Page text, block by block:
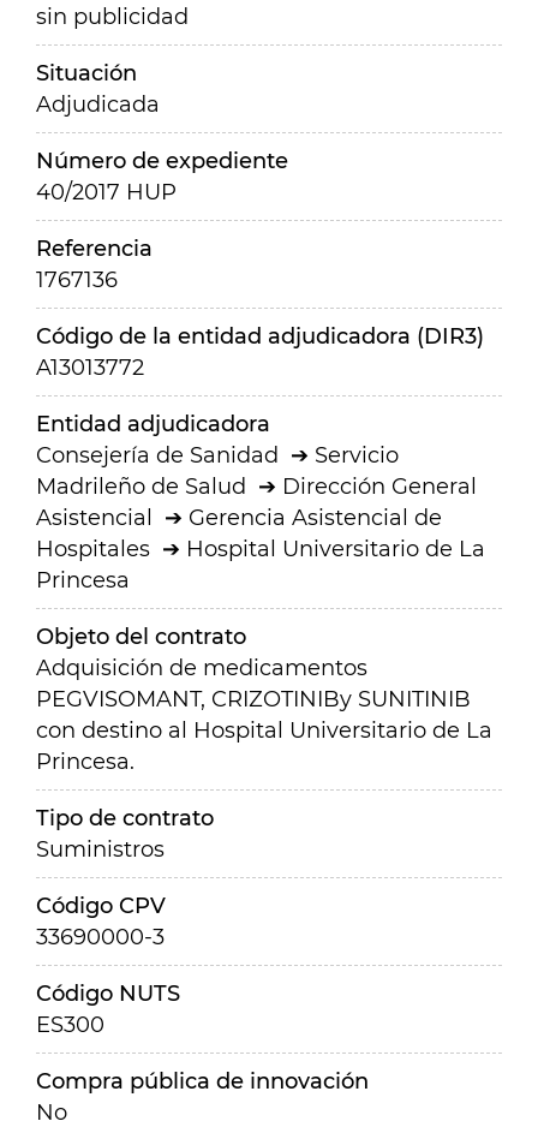
sin publicidad
Situación
Adjudicada
Número de expediente
40/2017 HUP
Referencia
1767136
Código de la entidad adjudicadora (DIR3)
A13013772
Entidad adjudicadora
Consejería de Sanidad
Servicio
Madrileño de Salud
Dirección General
Asistencial
Gerencia Asistencial de
Hospitales
Hospital Universitario de La
Princesa
Objeto del contrato
Adquisición de medicamentos
PEGVISOMANT, CRIZOTINIBy SUNITINIB
con destino al Hospital Universitario de La
Princesa.
Tipo de contrato
Suministros
Código CPV
33690000-3
Código NUTS
ES300
Compra pública de innovación
No